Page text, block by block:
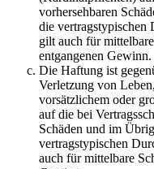
vorhersehbaren
die vertragstypischen
gilt auch für
entgangenen Gewinn.
Die Haftung ist
Verletzung von
vorsätzlichem oder
auf die bei
Schäden und im
vertragstypischen
auch für mittelbare